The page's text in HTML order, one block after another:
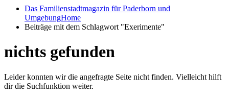
Das Familienstadtmagazin für Paderborn und
UmgebungHome
Beiträge mit dem Schlagwort "Exerimente"
nichts gefunden
Leider konnten wir die angefragte Seite nicht finden. Vielleicht hilft
dir die Suchfunktion weiter.